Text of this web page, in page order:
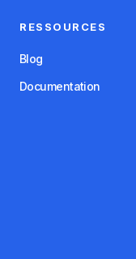
RESSOURCES
Blog
Documentation